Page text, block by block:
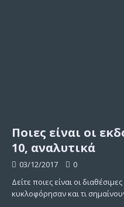
Ποιες είναι οι
10, αναλυτικά
03/12/2017
0
Δείτε ποιες είναι οι
κυκλοφόρησαν και τι